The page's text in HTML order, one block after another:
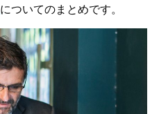
についてのまとめです。